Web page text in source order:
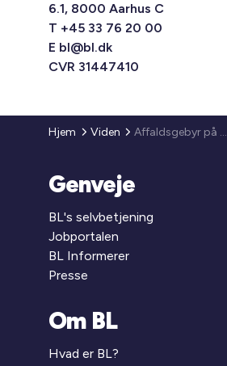
6.1, 8000 Aarhus C
T +45 33 76 20 00
E bl@bl.dk
CVR 31447410
Hjem Viden Affaldsgebyr på genbrugspladser
Genveje
BL's selvbetjening
Jobportalen
BL Informerer
Presse
Om BL
Hvad er BL?